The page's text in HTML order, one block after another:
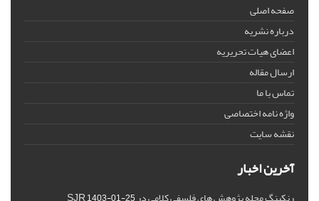
صفحه اصلی
درباره نشریه
اعضای هیات تحریریه
ارسال مقاله
تماس با ما
واژه نامه اختصاصی
نقشه سایت
آخرین اخبار